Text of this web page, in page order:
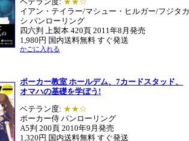
イアン・テイラー/マシュー・ヒルガー/フジタカ
シ パンローリング
四六判 上製本 420頁 2011年8月発売
1,980円 国内送料無料 すぐ発送
かごに入れる
ポーカー教室 ホールデム、7カードスタッド、
オマハの基礎を学ぼう!
ベテラン度: ★★☆
ポーカー侍 パンローリング
A5判 200頁 2010年9月発売
1,320円 国内送料無料 すぐ発送